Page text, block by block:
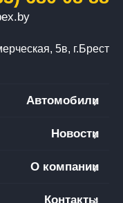
5в, г.Брест
Автомобили
Новости
О компании
Контакты